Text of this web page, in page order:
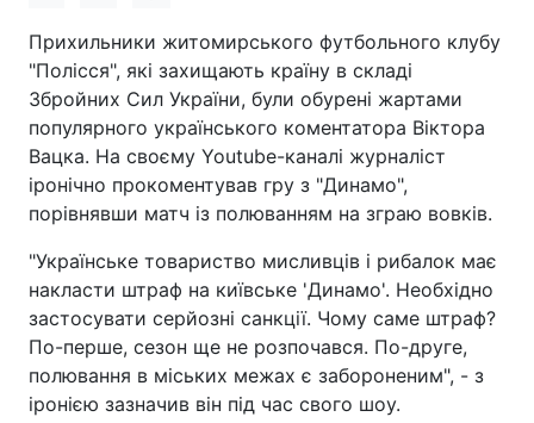
Прихильники житомирського футбольного клубу
"Полісся", які захищають країну в складі
Збройних Сил України, були обурені жартами
популярного українського коментатора Віктора
Вацка. На своєму Youtube-каналі журналіст
іронічно прокоментував гру з "Динамо",
порівнявши матч із полюванням на зграю вовків.
"Українське товариство мисливців і рибалок має
накласти штраф на київське 'Динамо'. Необхідно
застосувати серйозні санкції. Чому саме штраф?
По-перше, сезон ще не розпочався. По-друге,
полювання в міських межах є забороненим", - з
іронією зазначив він під час свого шоу.